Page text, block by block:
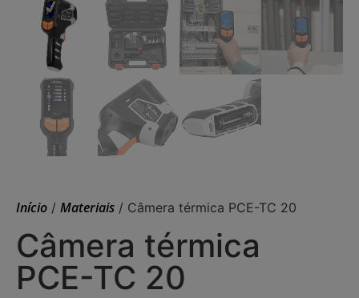
Início / Materiais / Câmera térmica PCE-TC 20
Câmera térmica
PCE-TC 20